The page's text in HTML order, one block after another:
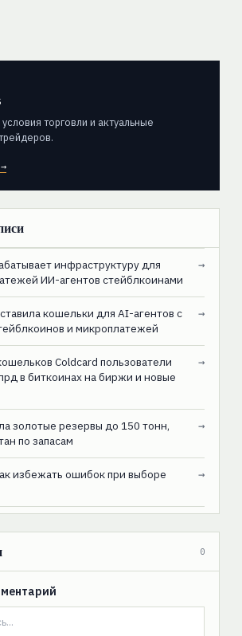
торговли и актуальные
инфраструктуру для
ИИ-агентов стейблкоинами
→
кошельки для AI-агентов с
и микроплатежей
→
Coldcard пользователи
в биткоинах на биржи и новые
→
золотые резервы до 150 тонн,
по запасам
→
избежать ошибок при выборе
→
0